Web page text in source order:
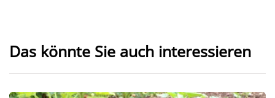
Das könnte Sie auch interessieren